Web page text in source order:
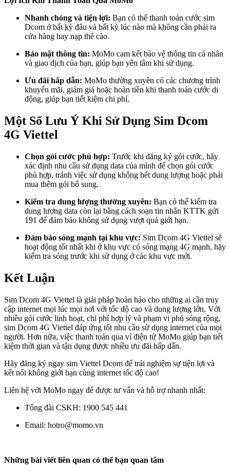
Nhanh chóng và tiện lợi: Bạn có thể thanh toán cước sim
Dcom ở bất kỳ đâu và bất kỳ lúc nào mà không cần phải ra
cửa hàng hay nạp thẻ cào.
Bảo mật thông tin: MoMo cam kết bảo vệ thông tin cá nhân
và giao dịch của bạn, giúp bạn yên tâm khi sử dụng.
Ưu đãi hấp dẫn: MoMo thường xuyên có các chương trình
khuyến mãi, giảm giá hoặc hoàn tiền khi thanh toán cước di
động, giúp bạn tiết kiệm chi phí.
Một Số Lưu Ý Khi Sử Dụng Sim Dcom
4G Viettel
Chọn gói cước phù hợp: Trước khi đăng ký gói cước, hãy
xác định nhu cầu sử dụng data của mình để chọn gói cước
phù hợp, tránh việc sử dụng không hết dung lượng hoặc phải
mua thêm gói bổ sung.
Kiểm tra dung lượng thường xuyên: Bạn có thể kiểm tra
dung lượng data còn lại bằng cách soạn tin nhắn KTTK gửi
191 để đảm bảo không sử dụng vượt quá giới hạn.
Đảm bảo sóng mạnh tại khu vực: Sim Dcom 4G Viettel sẽ
hoạt động tốt nhất khi ở khu vực có sóng mạng 4G mạnh, hãy
kiểm tra sóng trước khi sử dụng ở các khu vực mới.
Kết Luận
Sim Dcom 4G Viettel là giải pháp hoàn hảo cho những ai cần truy
cập internet mọi lúc mọi nơi với tốc độ cao và dung lượng lớn. Với
nhiều gói cước linh hoạt, chi phí hợp lý và phạm vi phủ sóng rộng,
sim Dcom 4G Viettel đáp ứng tốt nhu cầu sử dụng internet của mọi
người. Hơn nữa, việc thanh toán qua ví điện tử MoMo giúp bạn tiết
kiệm thời gian và tận dụng được nhiều ưu đãi hấp dẫn.
Hãy đăng ký ngay sim Viettel Dcom để trải nghiệm sự tiện lợi và
kết nối không giới hạn cùng internet tốc độ cao!
Liên hệ với MoMo ngay để được tư vấn và hỗ trợ nhanh nhất:
Tổng đài CSKH: 1900 545 441
Email: hotro@momo.vn
Những bài viết liên quan có thể bạn quan tâm